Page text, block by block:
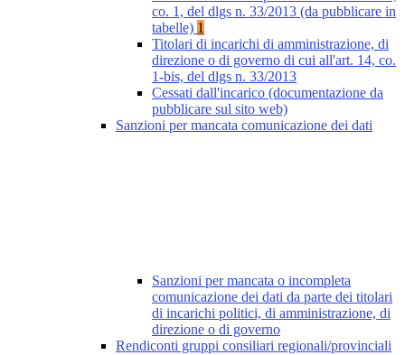
co. 1, del dlgs n. 33/2013 (da pubblicare in
tabelle) 1
Titolari di incarichi di amministrazione, di
direzione o di governo di cui all'art. 14, co.
1-bis, del dlgs n. 33/2013
Cessati dall'incarico (documentazione da
pubblicare sul sito web)
Sanzioni per mancata comunicazione dei dati
Sanzioni per mancata o incompleta
comunicazione dei dati da parte dei titolari
di incarichi politici, di amministrazione, di
direzione o di governo
Rendiconti gruppi consiliari regionali/provinciali